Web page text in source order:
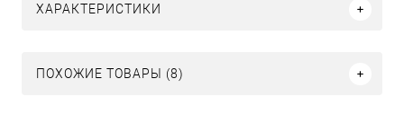
ХАРАКТЕРИСТИКИ
ПОХОЖИЕ ТОВАРЫ (8)